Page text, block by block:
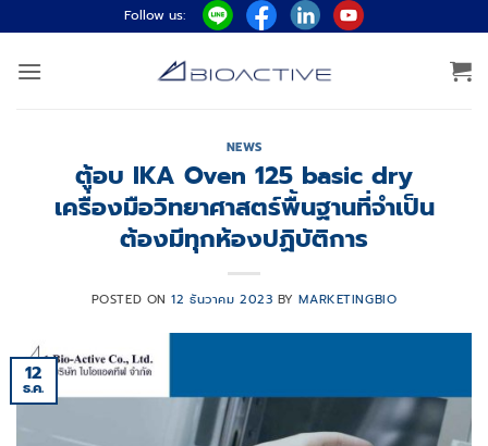
ไป
ยัง
Follow us:
NEWS
ตู้อบ IKA Oven 125 basic dry
เครื่องมือวิทยาศาสตร์พื้นฐานที่จำเป็น
ต้องมีทุกห้องปฏิบัติการ
POSTED ON12 ธันวาคม 2023 BYMARKETINGBIO
12
ธ.ค.